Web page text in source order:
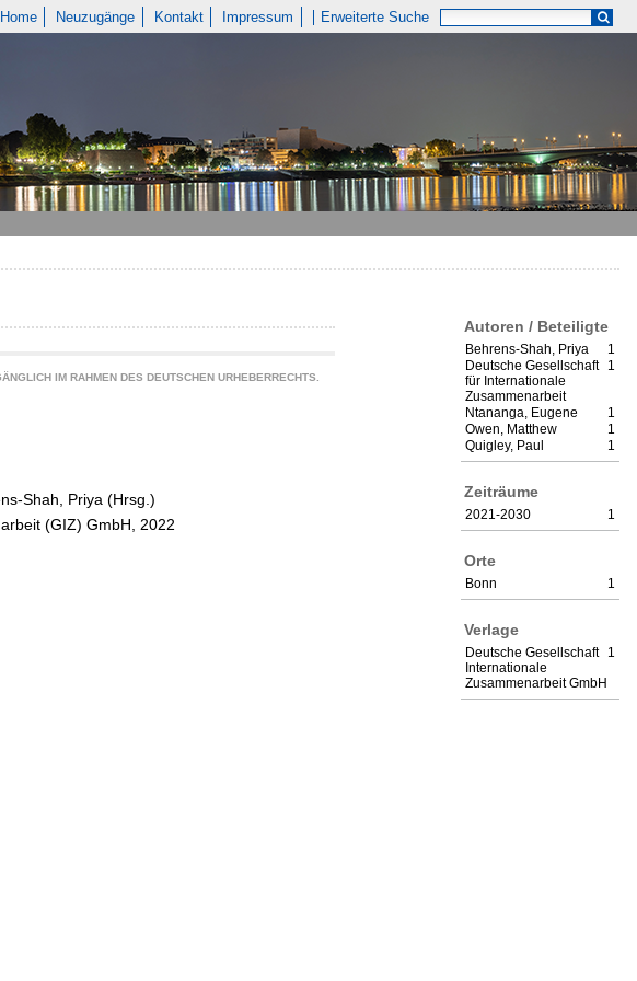
Home Neuzugänge Kontakt Impressum Erweiterte Suche
Autoren / Beteiligte
1
Behrens-Shah, Priya
1
Deutsche Gesellschaft
für Internationale
Zusammenarbeit
1
Ntananga, Eugene
1
Owen, Matthew
1
Quigley, Paul
Zeiträume
1
2021-2030
Orte
1
Bonn
Verlage
1
Deutsche Gesellschaft
Internationale
Zusammenarbeit GmbH
IM RAHMEN DES DEUTSCHEN URHEBERRECHTS.
Shah, Priya (Hrsg.)
(GIZ) GmbH, 2022